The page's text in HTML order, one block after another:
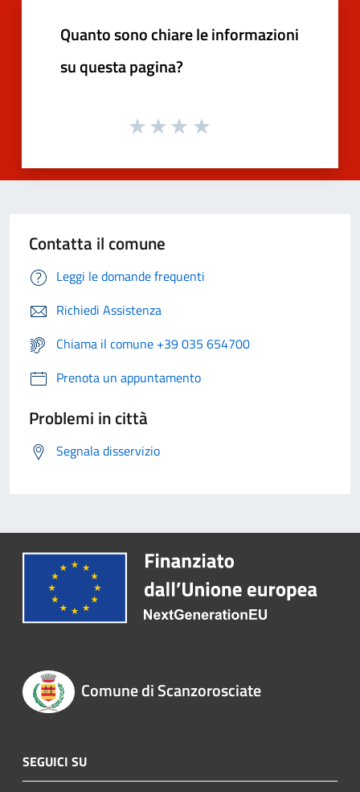
Quanto sono chiare le informazioni
su questa pagina?
Contatta il comune
Leggi le domande frequenti
Richiedi Assistenza
Chiama il comune +39 035 654700
Prenota un appuntamento
Problemi in città
Segnala disservizio
Comune di Scanzorosciate
SEGUICI SU